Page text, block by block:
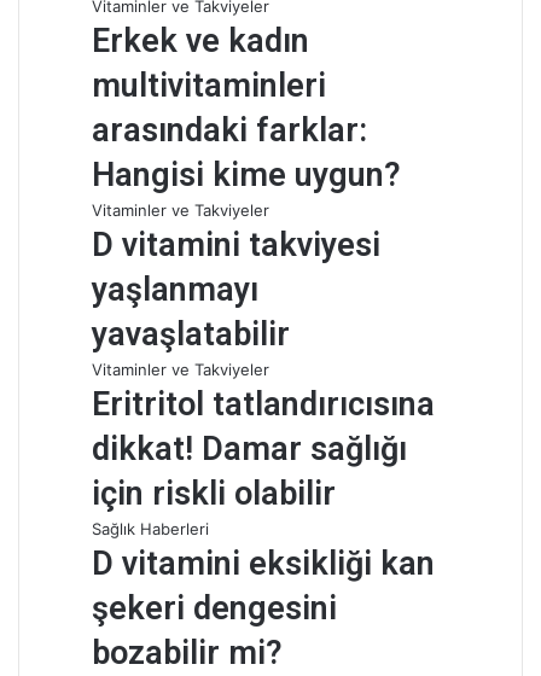
Vitaminler ve Takviyeler
Erkek ve kadın
multivitaminleri
arasındaki farklar:
Hangisi kime uygun?
Vitaminler ve Takviyeler
D vitamini takviyesi
yaşlanmayı
yavaşlatabilir
Vitaminler ve Takviyeler
Eritritol tatlandırıcısına
dikkat! Damar sağlığı
için riskli olabilir
Sağlık Haberleri
D vitamini eksikliği kan
şekeri dengesini
bozabilir mi?